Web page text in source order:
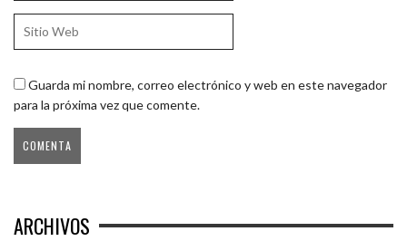
Guarda mi nombre, correo electrónico y web en este navegador
para la próxima vez que comente.
ARCHIVOS